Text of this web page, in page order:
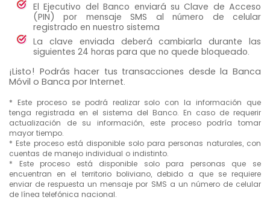
El Ejecutivo del Banco enviará su Clave de Acceso
(PIN) por mensaje SMS al número de celular
registrado en nuestro sistema
La clave enviada deberá cambiarla durante las
siguientes 24 horas para que no quede bloqueado.
¡Listo! Podrás hacer tus transacciones desde la Banca
Móvil o Banca por Internet.
* Este proceso se podrá realizar solo con la información que
tenga registrada en el sistema del Banco. En caso de requerir
actualización de su información, este proceso podría tomar
mayor tiempo.
* Este proceso está disponible solo para personas naturales, con
cuentas de manejo individual o indistinto.
* Este proceso está disponible solo para personas que se
encuentran en el territorio boliviano, debido a que se requiere
enviar de respuesta un mensaje por SMS a un número de celular
de línea telefónica nacional.